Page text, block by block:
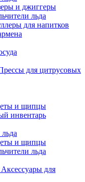
и джиггеры
льда
для напитков
для цитрусовых
и щипцы
инвентарь
и щипцы
льда
Аксессуары для